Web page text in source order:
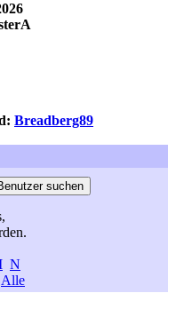
Breadberg89
N
Alle